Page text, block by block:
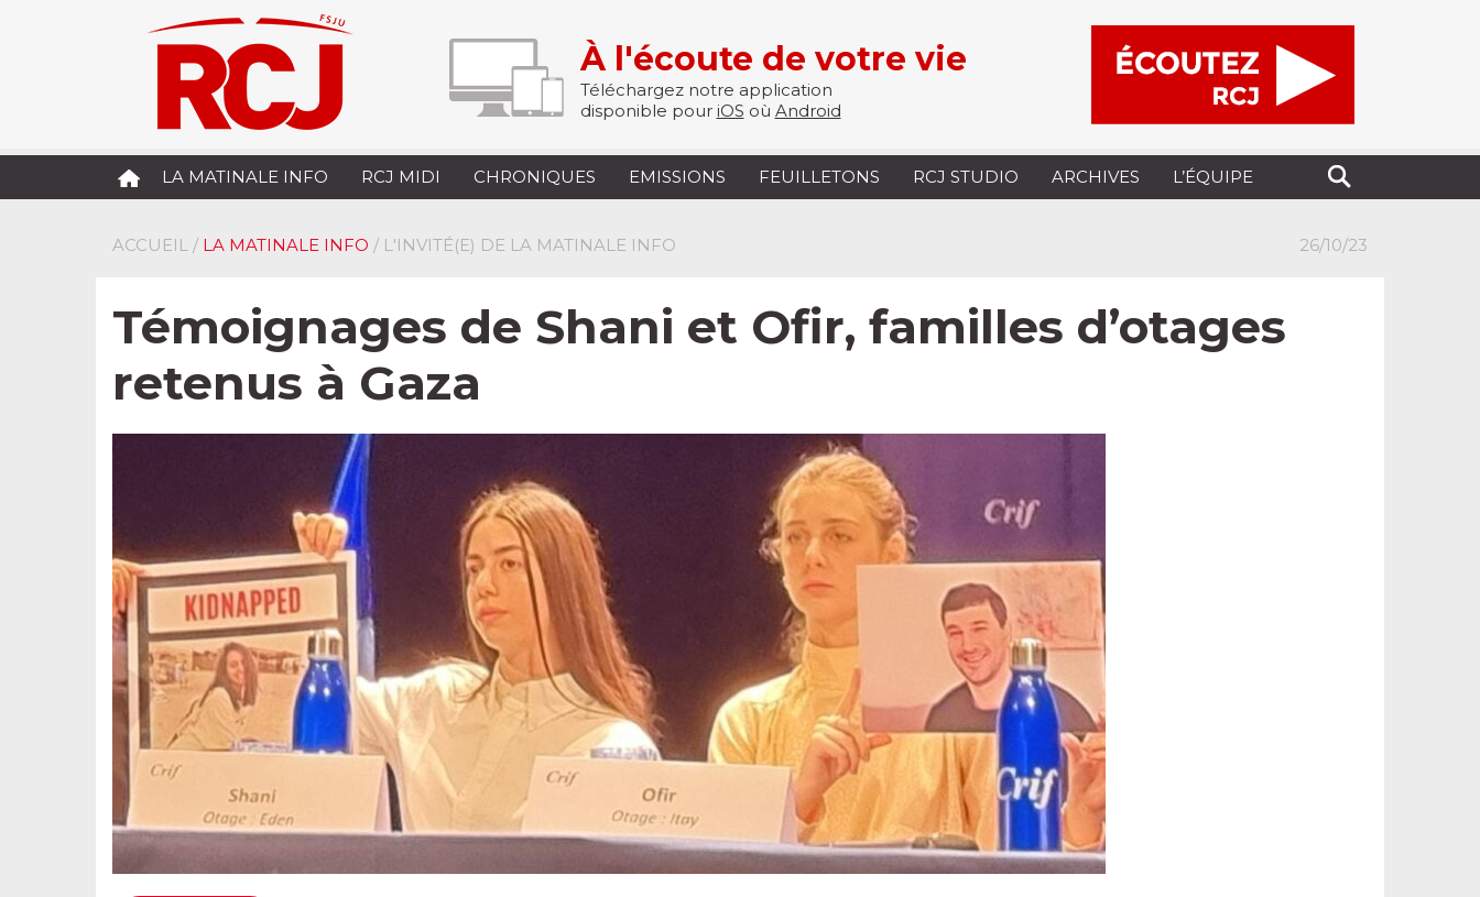
À l'écoute de votre vie
Téléchargez notre application
disponible pour iOS où Android
LA MATINALE INFO RCJ MIDI CHRONIQUES EMISSIONS FEUILLETONS RCJ STUDIO ARCHIVES L’ÉQUIPE
ACCUEIL / LA MATINALE INFO / L'INVITÉ(E) DE LA MATINALE INFO 26/10/23
Témoignages de Shani et Ofir, familles d’otages
retenus à Gaza